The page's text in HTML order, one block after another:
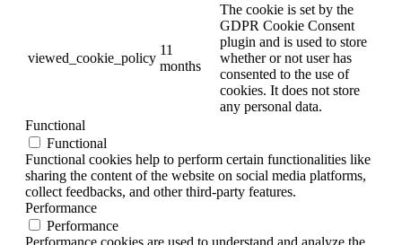
viewed_cookie_policy
11
months
The cookie is set by the
GDPR Cookie Consent
plugin and is used to store
whether or not user has
consented to the use of
cookies. It does not store
any personal data.
Functional
Functional
Functional cookies help to perform certain functionalities like
sharing the content of the website on social media platforms,
collect feedbacks, and other third-party features.
Performance
Performance
Performance cookies are used to understand and analyze the